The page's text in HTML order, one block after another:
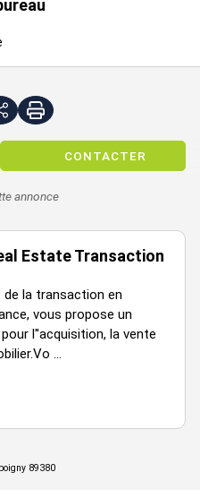
4
/ m²
CONTACTER
annonce
Estate Transaction
de la transaction en
vous propose un
l''acquisition, la vente
...